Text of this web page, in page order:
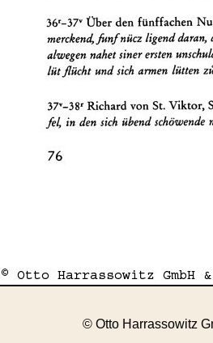
© Otto Harrassowitz